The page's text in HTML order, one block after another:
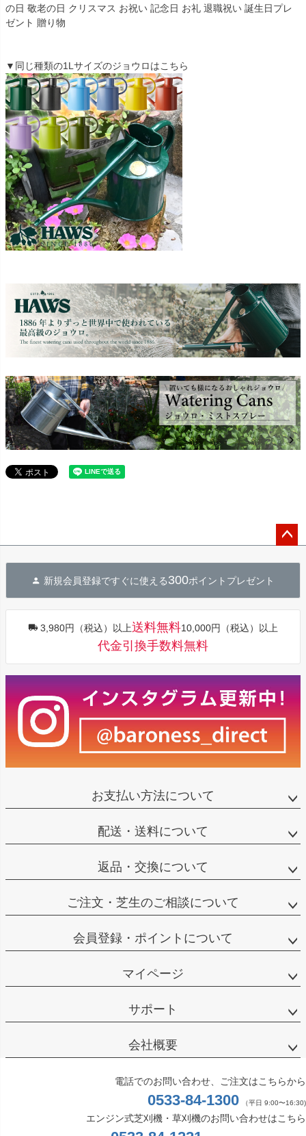
の日 敬老の日 クリスマス お祝い 記念日 お礼 退職祝い 誕生日プレ
ゼント 贈り物
▼同じ種類の1Lサイズのジョウロはこちら
へ
新規会員登録ですぐに使える300ポイントプレゼント
3,980円（税込）以上送料無料10,000円（税込）以上
代金引換手数料無料
お支払い方法について
配送・送料について
返品・交換について
ご注文・芝生のご相談について
会員登録・ポイントについて
マイページ
サポート
会社概要
電話でのお問い合わせ、ご注文はこちらから
0533-84-1300 （平日 9:00〜16:30)
エンジン式芝刈機・草刈機のお問い合わせはこちら